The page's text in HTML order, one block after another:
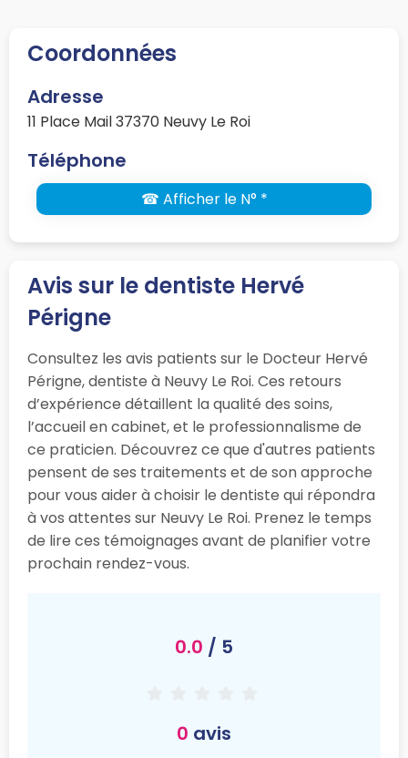
Coordonnées
Adresse
11 Place Mail 37370 Neuvy Le Roi
Téléphone
☎ Afficher le N° *
Avis sur le dentiste Hervé
Périgne
Consultez les avis patients sur le Docteur Hervé
Périgne, dentiste à Neuvy Le Roi. Ces retours
d’expérience détaillent la qualité des soins,
l’accueil en cabinet, et le professionnalisme de
ce praticien. Découvrez ce que d'autres patients
pensent de ses traitements et de son approche
pour vous aider à choisir le dentiste qui répondra
à vos attentes sur Neuvy Le Roi. Prenez le temps
de lire ces témoignages avant de planifier votre
prochain rendez-vous.
0.0 / 5
0 avis